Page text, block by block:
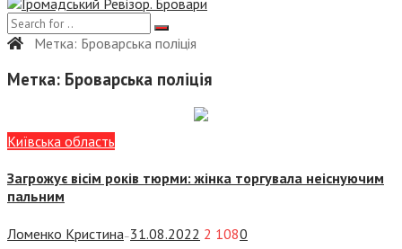
Метка: Броварська поліція
Метка: Броварська поліція
Київська область
Загрожує вісім років тюрми: жінка торгувала неіснуючим
пальним
Ломенко Кристина — 31.08.2022 2 1080